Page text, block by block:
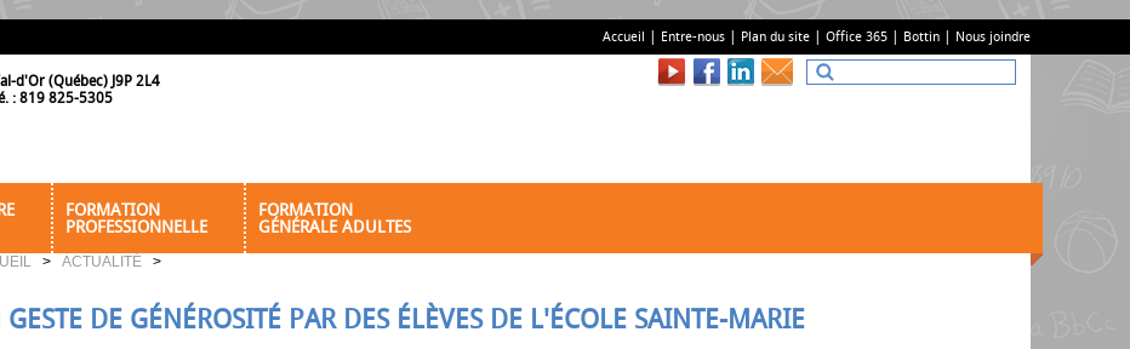
Accueil Entre-nous Plan du site Office 365 Bottin Nous joindre
d'Or (Québec) J9P 2L4
: 819 825-5305
FORMATION
PROFESSIONNELLE
FORMATION
GÉNÉRALE ADULTES
>ACTUALITÉ >
GESTE DE GÉNÉROSITÉ PAR DES ÉLÈVES DE L'ÉCOLE SAINTE-MARIE